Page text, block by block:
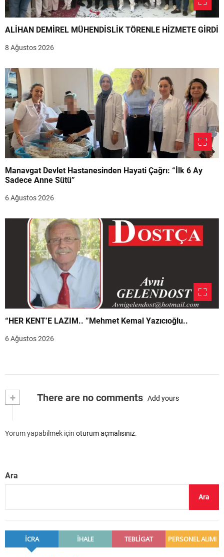
ALİHAN DEMİREL MÜHENDİSLİK TÖRENLE HİZMETE GİRDİ
8 Ağustos 2026
Manavgat Devlet Hastanesinden Hayati Çağrı: “İlk 6 Ay
Sadece Anne Sütü”
6 Ağustos 2026
“HER KENT’E LAZIM.. ”Mehmet Kemal Yazıcıoğlu..
6 Ağustos 2026
+ There are no comments Add yours
Yorum yapabilmek için oturum açmalısınız.
Ara
Ara